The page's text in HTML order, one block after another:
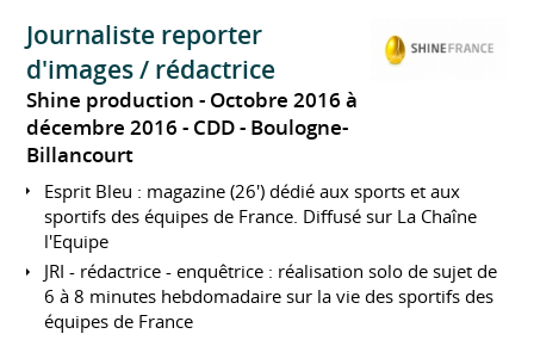
Journaliste reporter
d'images / rédactrice
Shine production
Octobre 2016 à
décembre 2016 CDD
Boulogne-
Billancourt
Esprit Bleu : magazine (26') dédié aux sports et aux
sportifs des équipes de France. Diffusé sur La Chaîne
l'Equipe
JRI - rédactrice - enquêtrice : réalisation solo de sujet de
6 à 8 minutes hebdomadaire sur la vie des sportifs des
équipes de France